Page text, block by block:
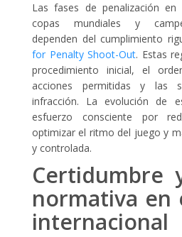
Las fases de penalización
copas mundiales y
dependen del cumplimiento
for Penalty Shoot-Out. Estas
procedimiento inicial, el
acciones permitidas y las
infracción. La evolución de
esfuerzo consciente por
optimizar el ritmo del juego y
y controlada.
Certidumbre
normativa en
internacional